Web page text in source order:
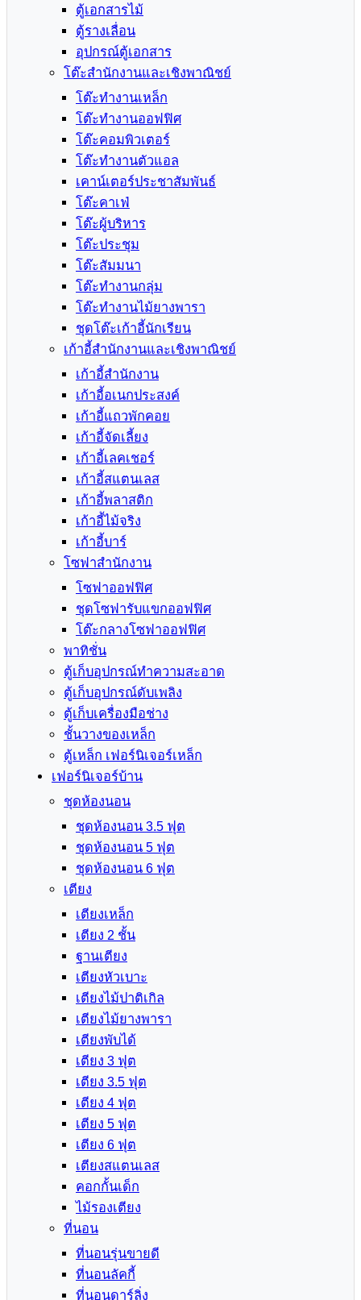
ตู้เอกสารไม้
ตู้รางเลื่อน
อุปกรณ์ตู้เอกสาร
โต๊ะสำนักงานและเชิงพาณิชย์
โต๊ะทำงานเหล็ก
โต๊ะทำงานออฟฟิศ
โต๊ะคอมพิวเตอร์
โต๊ะทำงานตัวแอล
เคาน์เตอร์ประชาสัมพันธ์
โต๊ะคาเฟ่
โต๊ะผู้บริหาร
โต๊ะประชุม
โต๊ะสัมมนา
โต๊ะทำงานกลุ่ม
โต๊ะทำงานไม้ยางพารา
ชุดโต๊ะเก้าอี้นักเรียน
เก้าอี้สำนักงานและเชิงพาณิชย์
เก้าอี้สำนักงาน
เก้าอี้อเนกประสงค์
เก้าอี้แถวพักคอย
เก้าอี้จัดเลี้ยง
เก้าอี้เลคเชอร์
เก้าอี้สแตนเลส
เก้าอี้พลาสติก
เก้าอี้ไม้จริง
เก้าอี้บาร์
โซฟาสำนักงาน
โซฟาออฟฟิศ
ชุดโซฟารับแขกออฟฟิศ
โต๊ะกลางโซฟาออฟฟิศ
พาทิชั่น
ตู้เก็บอุปกรณ์ทำความสะอาด
ตู้เก็บอุปกรณ์ดับเพลิง
ตู้เก็บเครื่องมือช่าง
ชั้นวางของเหล็ก
ตู้เหล็ก เฟอร์นิเจอร์เหล็ก
เฟอร์นิเจอร์บ้าน
ชุดห้องนอน
ชุดห้องนอน 3.5 ฟุต
ชุดห้องนอน 5 ฟุต
ชุดห้องนอน 6 ฟุต
เตียง
เตียงเหล็ก
เตียง 2 ชั้น
ฐานเตียง
เตียงหัวเบาะ
เตียงไม้ปาติเกิล
เตียงไม้ยางพารา
เตียงพับได้
เตียง 3 ฟุต
เตียง 3.5 ฟุต
เตียง 4 ฟุต
เตียง 5 ฟุต
เตียง 6 ฟุต
เตียงสแตนเลส
คอกกั้นเด็ก
ไม้รองเตียง
ที่นอน
ที่นอนรุ่นขายดี
ที่นอนลัคกี้
ที่นอนดาร์ลิ่ง